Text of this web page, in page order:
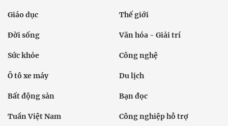
Giáo dục Thế giới
Đời sống Văn hóa - Giải trí
Sức khỏe Công nghệ
Ô tô xe máy Du lịch
Bất động sản Bạn đọc
Tuần Việt Nam Công nghiệp hỗ trợ